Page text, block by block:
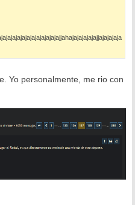
Yo personalmente, me rio con